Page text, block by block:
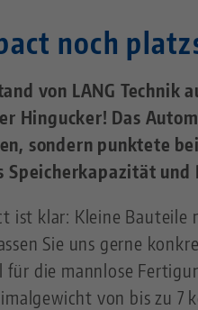
noch
von LANG
Hingucker! Das
sondern punktete
Speicherkapazität und
ist klar: Kleine
Sie uns gerne
für die mannlose
von bis zu